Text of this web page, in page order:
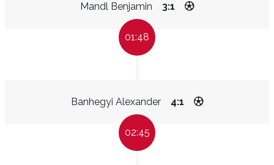
Mandl Benjamin 3:1
01:48
Banhegyi Alexander 4:1
02:45